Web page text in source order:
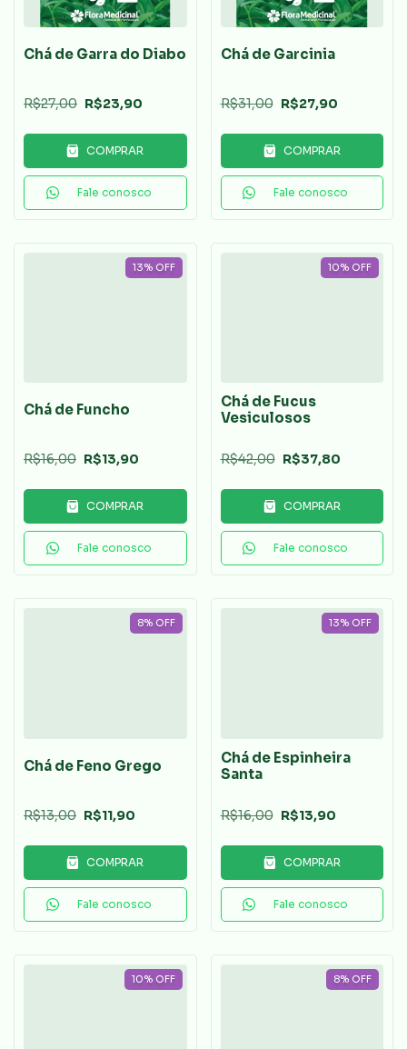
Chá de Garra do Diabo
R$27,00 R$23,90
COMPRAR
Fale conosco
Chá de Garcinia
R$31,00 R$27,90
COMPRAR
Fale conosco
13% OFF
Chá de Funcho
R$16,00 R$13,90
COMPRAR
Fale conosco
10% OFF
Chá de Fucus
Vesiculosos
R$42,00 R$37,80
COMPRAR
Fale conosco
8% OFF
Chá de Feno Grego
R$13,00 R$11,90
COMPRAR
Fale conosco
13% OFF
Chá de Espinheira
Santa
R$16,00 R$13,90
COMPRAR
Fale conosco
10% OFF 8% OFF